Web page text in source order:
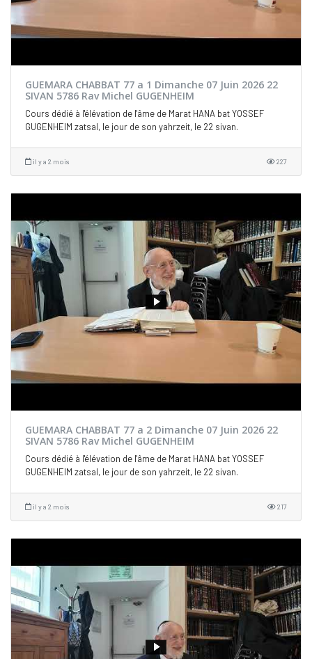
GUEMARA CHABBAT 77 a 1 Dimanche 07 Juin 2026 22
SIVAN 5786 Rav Michel GUGENHEIM
Cours dédié à l'élévation de l'âme de Marat HANA bat YOSSEF
GUGENHEIM zatsal, le jour de son yahrzeit, le 22 sivan.
il y a 2 mois 227
GUEMARA CHABBAT 77 a 2 Dimanche 07 Juin 2026 22
SIVAN 5786 Rav Michel GUGENHEIM
Cours dédié à l'élévation de l'âme de Marat HANA bat YOSSEF
GUGENHEIM zatsal, le jour de son yahrzeit, le 22 sivan.
il y a 2 mois 217